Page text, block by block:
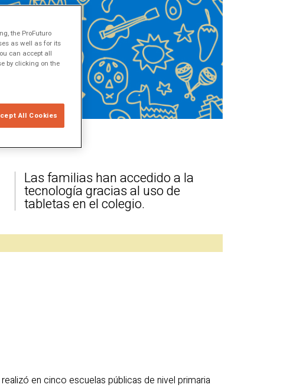
Las familias han accedido a la
tecnología gracias al uso de
tabletas en el colegio.
en cinco escuelas públicas de nivel primaria
the ProFuturo
as well as for its
can accept all
by clicking on the
All Cookies